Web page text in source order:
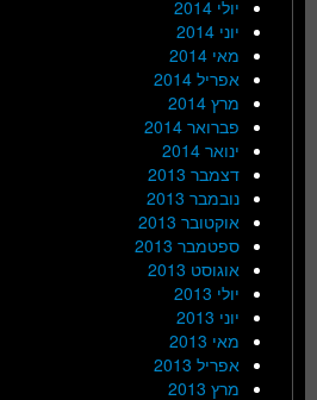
יולי 2014
יוני 2014
מאי 2014
אפריל 2014
מרץ 2014
פברואר 2014
ינואר 2014
דצמבר 2013
נובמבר 2013
אוקטובר 2013
ספטמבר 2013
אוגוסט 2013
יולי 2013
יוני 2013
מאי 2013
אפריל 2013
מרץ 2013